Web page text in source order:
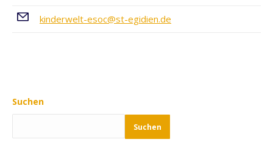
kinderwelt-esoc@st-egidien.de
Suchen
Suchen